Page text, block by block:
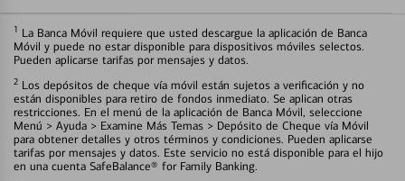
1 La Banca Móvil requiere que usted descargue la aplicación de Banca
Móvil y puede no estar disponible para dispositivos móviles selectos.
Pueden aplicarse tarifas por mensajes y datos.
2 Los depósitos de cheque vía móvil están sujetos a verificación y no
están disponibles para retiro de fondos inmediato. Se aplican otras
restricciones. En el menú de la aplicación de Banca Móvil, seleccione
Menú > Ayuda > Examine Más Temas > Depósito de Cheque vía Móvil
para obtener detalles y otros términos y condiciones. Pueden aplicarse
tarifas por mensajes y datos. Este servicio no está disponible para el hijo
en una cuenta SafeBalance® for Family Banking.